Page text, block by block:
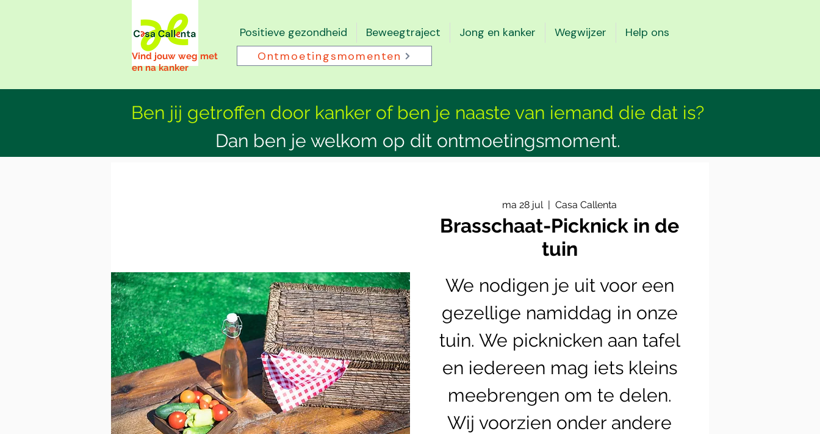
Positieve gezondheid Beweegtraject Jong en kanker Wegwijzer Help ons
Vind jouw weg met
en na kanker
Ontmoetingsmomenten
Ben jij getroffen door kanker of ben je naaste van iemand die dat is?
Dan ben je welkom op dit ontmoetingsmoment.
ma 28 jul
  |
Casa Callenta
Brasschaat-Picknick in de
tuin
We nodigen je uit voor een
gezellige namiddag in onze
tuin. We picknicken aan tafel
en iedereen mag iets kleins
meebrengen om te delen.
Wij voorzien onder andere